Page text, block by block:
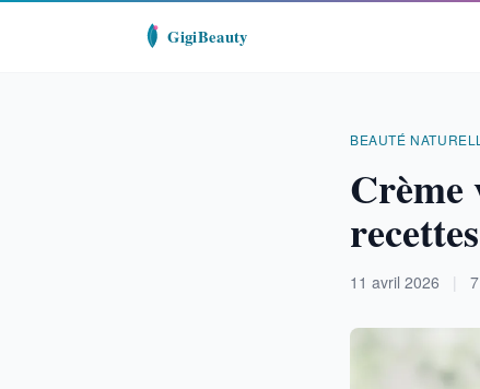
BEAUTÉ
Crème
11 avril 2026 |